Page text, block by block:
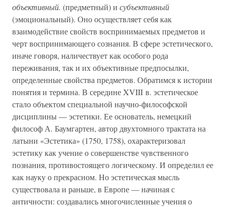
объективный. (предметный) и субъективный
(эмоциональный). Оно осуществляет себя как
взаимодействие свойств воспринимаемых предметов и
черт воспринимающего сознания. В сфере эстетического,
иначе говоря, наличествует как особого рода
переживания, так и их объективные предпосылки,
определенные свойства предметов. Обратимся к истории
понятия и термина. В середине XVIII в. эстетическое
стало объектом специальной научно-философской
дисциплины — эстетики. Ее основатель, немецкий
философ А. Баумгартен, автор двухтомного трактата на
латыни «Эстетика» (1750, 1758), охарактеризовал
эстетику как учение о совершенстве чувственного
познания, противостоящего логическому. И определил ее
как науку о прекрасном. Но эстетическая мысль
существовала и раньше, в Европе — начиная с
античности: создавались многочисленные учения о